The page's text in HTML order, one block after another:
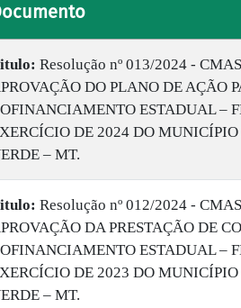
​Resolução nº 013/2024 -
DO PLANO DE AÇÃO
ESTADUAL –
DE 2024 DO
– MT.
​Resolução nº 012/2024 -
DA PRESTAÇÃO DE
ESTADUAL –
DE 2023 DO
– MT.